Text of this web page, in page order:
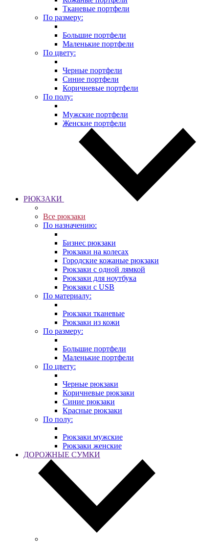
Тканевые портфели
По размеру:
Большие портфели
Маленькие портфели
По цвету:
Черные портфели
Синие портфели
Коричневые портфели
По полу:
Мужские портфели
Женские портфели
РЮКЗАКИ
Все рюкзаки
По назначению:
Бизнес рюкзаки
Рюкзаки на колесах
Городские кожаные рюкзаки
Рюкзаки с одной лямкой
Рюкзаки для ноутбука
Рюкзаки с USB
По материалу:
Рюкзаки тканевые
Рюкзаки из кожи
По размеру:
Большие портфели
Маленькие портфели
По цвету:
Черные рюкзаки
Коричневые рюкзаки
Синие рюкзаки
Красные рюкзаки
По полу:
Рюкзаки мужские
Рюкзаки женские
ДОРОЖНЫЕ СУМКИ